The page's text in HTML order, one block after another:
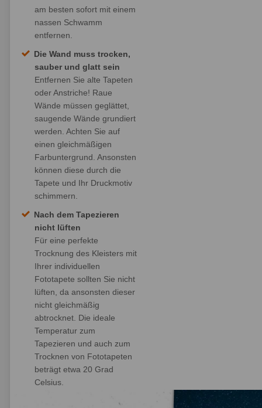
am besten sofort mit einem
nassen Schwamm
entfernen.
Die Wand muss trocken,
sauber und glatt sein
Entfernen Sie alte Tapeten
oder Anstriche! Raue
Wände müssen geglättet,
saugende Wände grundiert
werden. Achten Sie auf
einen gleichmäßigen
Farbuntergrund. Ansonsten
können diese durch die
Tapete und Ihr Druckmotiv
schimmern.
Nach dem Tapezieren
nicht lüften
Für eine perfekte
Trocknung des Kleisters mit
Ihrer individuellen
Fototapete sollten Sie nicht
lüften, da ansonsten dieser
nicht gleichmäßig
abtrocknet. Die ideale
Temperatur zum
Tapezieren und auch zum
Trocknen von Fototapeten
beträgt etwa 20 Grad
Celsius.